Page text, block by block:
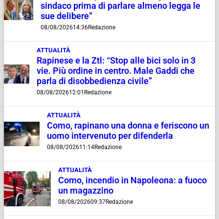
sindaco prima di parlare almeno legga le
sue delibere”
08/08/202614:36Redazione
ATTUALITÀ
Rapinese e la Ztl: “Stop alle bici solo in 3
vie. Più ordine in centro. Male Gaddi che
parla di disobbedienza civile”
08/08/202612:01 Redazione
ATTUALITÀ
Como, rapinano una donna e feriscono un
uomo intervenuto per difenderla
08/08/202611:14Redazione
ATTUALITÀ
Como, incendio in Napoleona: a fuoco
un magazzino
08/08/202609:37Redazione